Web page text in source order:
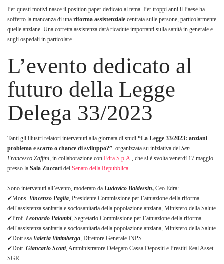
Per questi motivi nasce il position paper dedicato al tema. Per troppi anni il Paese ha
sofferto la mancanza di una riforma assistenziale centrata sulle persone, particolarmente
quelle anziane. Una corretta assistenza darà ricadute importanti sulla sanità in generale e
sugli ospedali in particolare.
L’evento dedicato al
futuro della Legge
Delega 33/2023
Tanti gli illustri relatori intervenuti alla giornata di studi “La Legge 33/2023: anziani
problema e scarto o chance di sviluppo?” organizzata su iniziativa del Sen.
Francesco Zaffini, in collaborazione con Edra S.p.A., che si è svolta venerdì 17 maggio
presso la Sala Zuccari del Senato della Repubblica.
Sono intervenuti all’evento, moderato da Ludovico Baldessin, Ceo Edra:
✔Mons. Vincenzo Paglia, Presidente Commissione per l’attuazione della riforma
dell’assistenza sanitaria e sociosanitaria della popolazione anziana, Ministero della Salute
✔Prof. Leonardo Palombi, Segretario Commissione per l’attuazione della riforma
dell’assistenza sanitaria e sociosanitaria della popolazione anziana, Ministero della Salute
✔Dott.ssa Valeria Vittimberga, Direttore Generale INPS
✔Dott. Giancarlo Scotti, Amministratore Delegato Cassa Depositi e Prestiti Real Asset
SGR